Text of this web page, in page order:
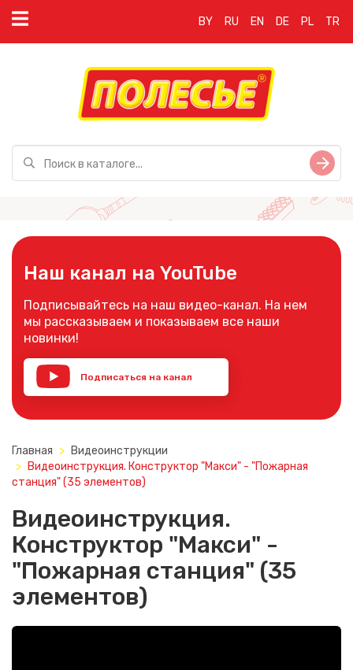
BY RU EN DE PL TR
Наш канал на YouTube
Подписывайтесь на наш видео-канал. На нем
мы рассказываем и показываем все наши
новинки!
Подписаться на канал
Главная
Видеоинструкции
Видеоинструкция. Конструктор "Макси" - "Пожарная
станция" (35 элементов)
Видеоинструкция.
Конструктор "Макси" -
"Пожарная станция" (35
элементов)